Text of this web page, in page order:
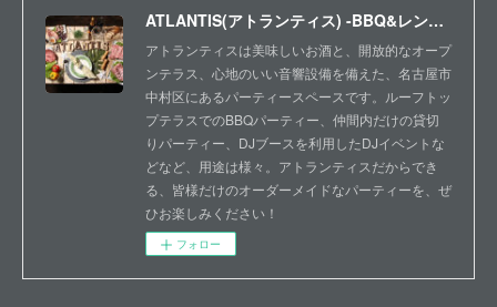
ATLANTIS(アトランティス) -BBQ&レンタルスペース-
アトランティスは美味しいお酒と、開放的なオープ
ンテラス、心地のいい音響設備を備えた、名古屋市
中村区にあるパーティースペースです。ルーフトッ
プテラスでのBBQパーティー、仲間内だけの貸切
りパーティー、DJブースを利用したDJイベントな
どなど、用途は様々。アトランティスだからでき
る、皆様だけのオーダーメイドなパーティーを、ぜ
ひお楽しみください！
フォロー